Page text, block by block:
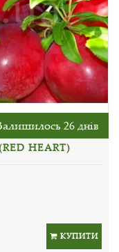
26 днів
HEART)
КУПИТИ